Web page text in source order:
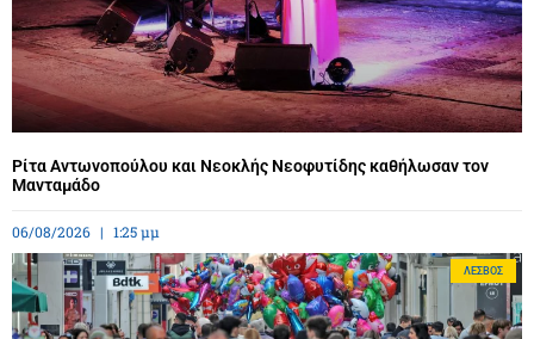
Ρίτα Αντωνοπούλου και Νεοκλής Νεοφυτίδης καθήλωσαν τον
Μανταμάδο
06/08/2026 1:25 μμ
ΛΈΣΒΟΣ